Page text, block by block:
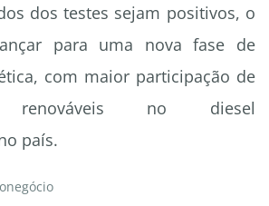
dos testes sejam positivos, o
para uma nova fase de
com maior participação de
renováveis no diesel
país.